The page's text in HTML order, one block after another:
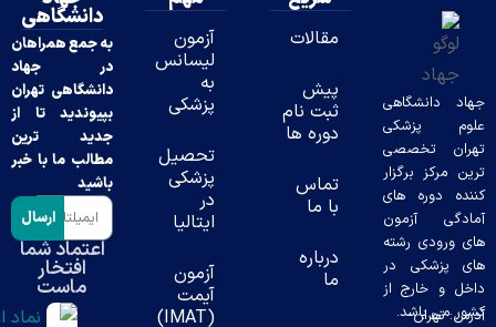
برگزار
های
آزمون
رشته
در
از
باشد.
ثبت نام
دوره ها
تماس
با ما
درباره
ما
دانشگاهی
به جمع همراهان
در جهاد
دانشگاهی تهران
بپیوندید تا از
جدید ترین
مطالب ما با خبر
باشید
ارسال
اعتماد شما